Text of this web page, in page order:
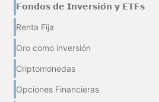
𝗙𝗼𝗻𝗱𝗼𝘀 𝗱𝗲 𝗜𝗻𝘃𝗲𝗿𝘀𝗶𝗼́𝗻 𝘆 𝗘𝗧𝗙𝘀
Renta Fija
Oro como inversión
Criptomonedas
Opciones Financieras